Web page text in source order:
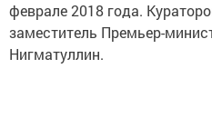
феврале 2018 года.
заместитель Премьер-
Нигматуллин.